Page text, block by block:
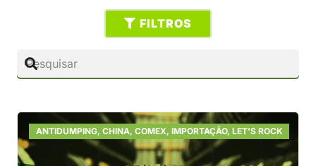
FILTROS
ANTIDUMPING, CHINA, COMEX, IMPORTAÇÃO, LET'S ROCK